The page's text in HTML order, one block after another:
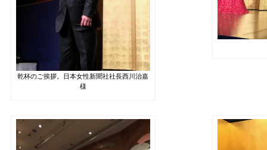
乾杯のご挨拶。日本女性新聞社社長西川治嘉
様